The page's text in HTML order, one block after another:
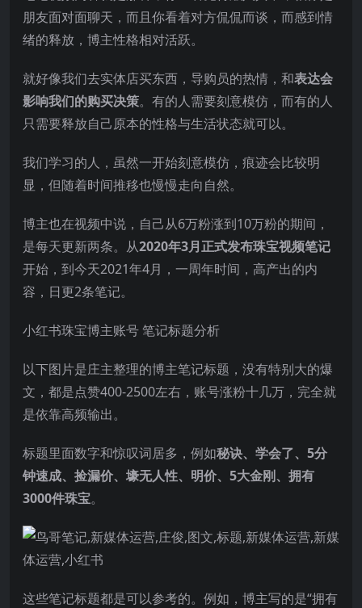
朋友面对面聊天，而且你看着对方侃侃而谈，而感到情
绪的释放，博主性格相对活跃。
就好像我们去实体店买东西，导购员的热情，和表达会
影响我们的购买决策。有的人需要刻意模仿，而有的人
只需要释放自己原本的性格与生活状态就可以。
我们学习的人，虽然一开始刻意模仿，痕迹会比较明
显，但随着时间推移也慢慢走向自然。
博主也在视频中说，自己从6万粉涨到10万粉的期间，
是每天更新两条。从2020年3月正式发布珠宝视频笔记
开始，到今天2021年4月，一周年时间，高产出的内
容，日更2条笔记。
小红书珠宝博主账号 笔记标题分析
以下图片是庄主整理的博主笔记标题，没有特别大的爆
文，都是点赞400-2500左右，账号涨粉十几万，完全就
是依靠高频输出。
标题里面数字和惊叹词居多，例如秘诀、学会了、5分
钟速成、捡漏价、壕无人性、明价、5大金刚、拥有
3000件珠宝。
这些笔记标题都是可以参考的。例如，博主写的是“拥有